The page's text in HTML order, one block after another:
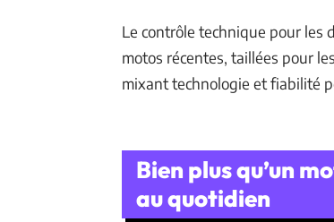
Le contrôle technique pour les
motos récentes, taillées pour
mixant technologie et fiabilité
Bien plus qu’un
au quotidien